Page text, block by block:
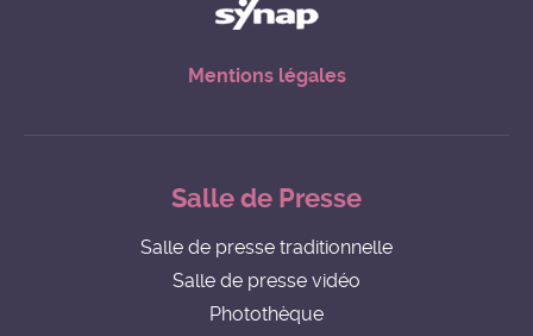
Mentions légales
Salle de Presse
Salle de presse traditionnelle
Salle de presse vidéo
Photothèque